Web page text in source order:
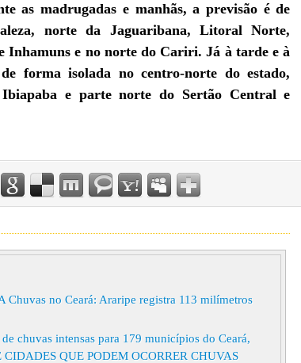
as madrugadas e manhãs, a previsão é de
norte da Jaguaribana, Litoral Norte,
Inhamuns e no norte do Cariri. Já à tarde e à
forma isolada no centro-norte do estado,
e parte norte do Sertão Central e
Chuvas no Ceará: Araripe registra 113 milímetros
chuvas intensas para 179 municípios do Ceará,
QUE PODEM OCORRER CHUVAS